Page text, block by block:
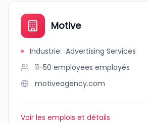
Motive
Industrie: Advertising Services
11-50 employees employés
motiveagency.com
Voir les emplois et détails